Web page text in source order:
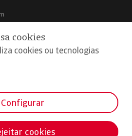
cookies
cookies ou tecnologias
Configurar
cookies